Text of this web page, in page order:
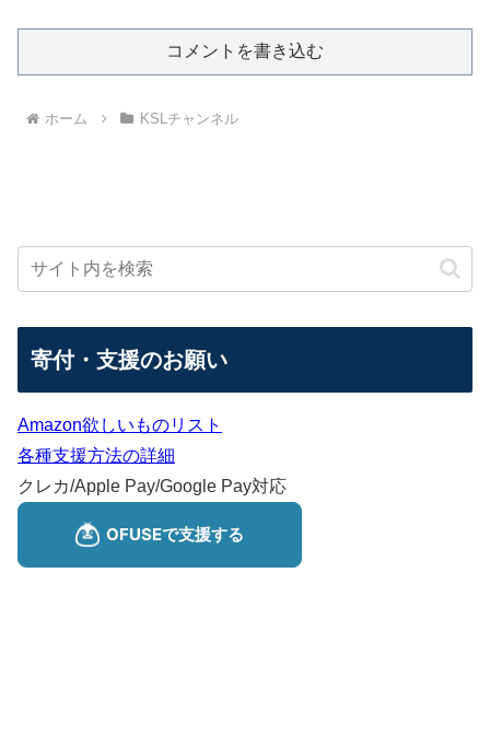
コメントを書き込む
ホーム KSLチャンネル
寄付・支援のお願い
Amazon欲しいものリスト
各種支援方法の詳細
クレカ/Apple Pay/Google Pay対応